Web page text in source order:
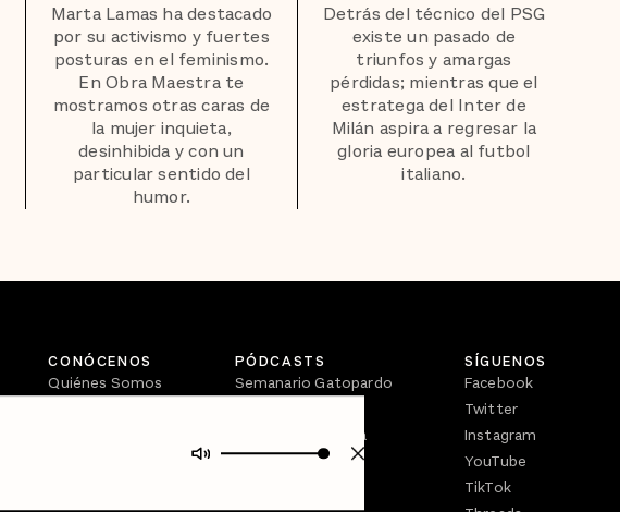
Marta Lamas ha destacado
por su activismo y fuertes
posturas en el feminismo.
En Obra Maestra te
mostramos otras caras de
la mujer inquieta,
desinhibida y con un
particular sentido del
humor.
Detrás del técnico del PSG
existe un pasado de
triunfos y amargas
pérdidas; mientras que el
estratega del Inter de
Milán aspira a regresar la
gloria europea al futbol
italiano.
CONÓCENOS
Quiénes Somos
PÓDCASTS
Semanario Gatopardo
Crecer en Distopía
SÍGUENOS
Facebook
Twitter
Instagram
YouTube
TikTok